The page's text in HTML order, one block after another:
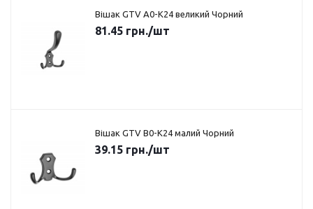
Вішак GTV A0-K24 великий Чорний
81.45 грн./шт
Вішак GTV B0-K24 малий Чорний
39.15 грн./шт